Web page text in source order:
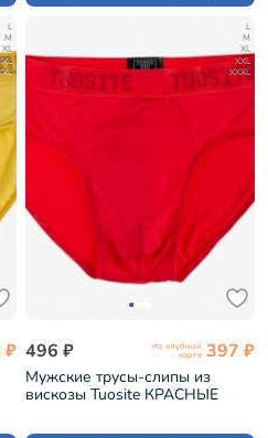
L
M
XL
₽
L
M
XL
XXL
XXXL
496 ₽ по клубной
карте 397 ₽
Мужские трусы-слипы из
вискозы Tuosite КРАСНЫЕ